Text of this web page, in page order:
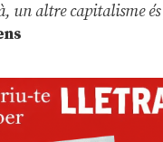
un altre capitalisme és